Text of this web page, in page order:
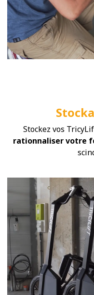
Stockez vos
rationnaliser votre